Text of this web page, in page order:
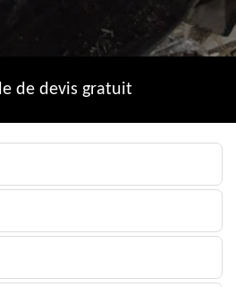
de devis gratuit